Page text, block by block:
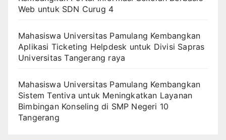
Web untuk SDN Curug 4
Mahasiswa Universitas Pamulang Kembangkan
Aplikasi Ticketing Helpdesk untuk Divisi Sapras
Universitas Tangerang raya
Mahasiswa Universitas Pamulang Kembangkan
Sistem Tentiva untuk Meningkatkan Layanan
Bimbingan Konseling di SMP Negeri 10
Tangerang